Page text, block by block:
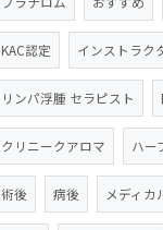
KAC認定 インストラク
リンパ浮腫 セラピスト
クリニークアロマ ハー
術後 病後 メディカ